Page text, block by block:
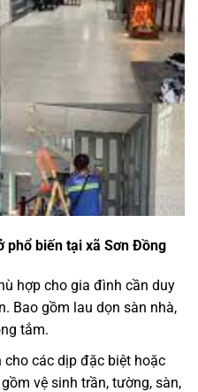
phổ biến tại xã Sơn Đồng
hợp cho gia đình cần duy
Bao gồm lau dọn sàn nhà,
tắm.
cho các dịp đặc biệt hoặc
vệ sinh trần, tường, sàn,